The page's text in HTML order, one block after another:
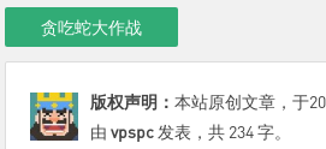
贪吃蛇大作战
版权声明：本站原创文章，于
由vpspc 发表，共 234 字。